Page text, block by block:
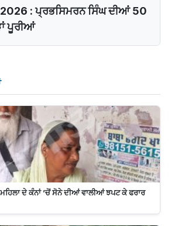
: ਪ੍ਰਭਸਿਮਰਨ ਸਿੰਘ ਦੀਆਂ 50
ਪੂਰੀਆਂ
ਦੇ ਕੰਨਾਂ ’ਚੋਂ ਸੋਨੇ ਦੀਆਂ ਵਾਲੀਆਂ ਝਪਟ ਕੇ ਫਰਾਰ